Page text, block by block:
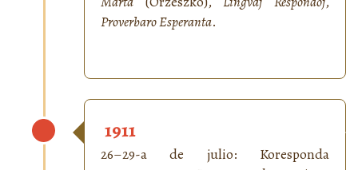
Proverbaro Esperanta.
1911
26–29-a de julio: Koresponda